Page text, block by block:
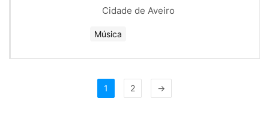
Cidade de Aveiro
Música
1 2 →